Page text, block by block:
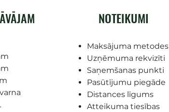
NOTEIKUMI
Maksājuma metodes
Uzņēmuma rekvizīti
Saņemšanas punkti
Pasūtījumu piegāde
Distances līgums
Atteikuma tiesības